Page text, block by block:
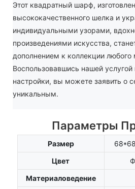
Этот квадратный шарф,
высококачественного шелка и
индивидуальными узорами,
произведениями искусства,
дополнением к коллекции любого
Воспользовавшись нашей
настройки, вы можете заявить о
уникальным.
Параметры
Размер
Цвет
Материаловедение